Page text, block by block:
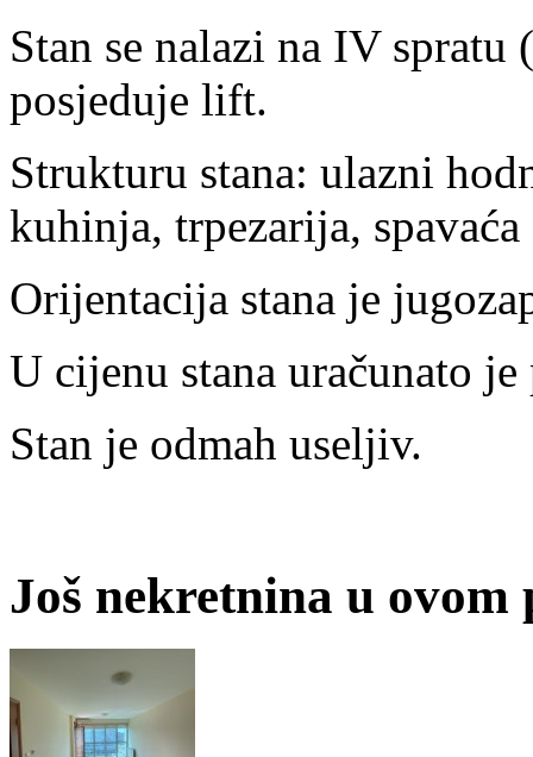
Stan se nalazi na IV
posjeduje lift.
Strukturu stana: ulazni
kuhinja, trpezarija,
Orijentacija stana je
U cijenu stana uračunato
Stan je odmah useljiv.
Još nekretnina u ovom